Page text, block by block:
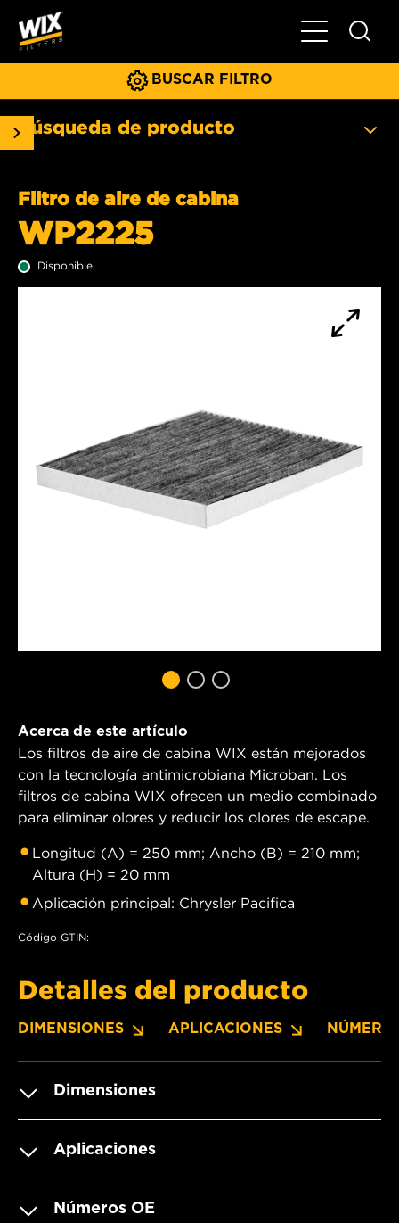
Menú
BUSCAR FILTRO
Búsqueda de producto
Filtro de aire de cabina
WP2225
Disponible
Acerca de este artículo
Los filtros de aire de cabina WIX están mejorados
con la tecnología antimicrobiana Microban. Los
filtros de cabina WIX ofrecen un medio combinado
para eliminar olores y reducir los olores de escape.
Longitud (A) = 250 mm; Ancho (B) = 210 mm;
Altura (H) = 20 mm
Aplicación principal: Chrysler Pacifica
Código GTIN:
Detalles del producto
DIMENSIONES APLICACIONES
Dimensiones
Aplicaciones
Números OE